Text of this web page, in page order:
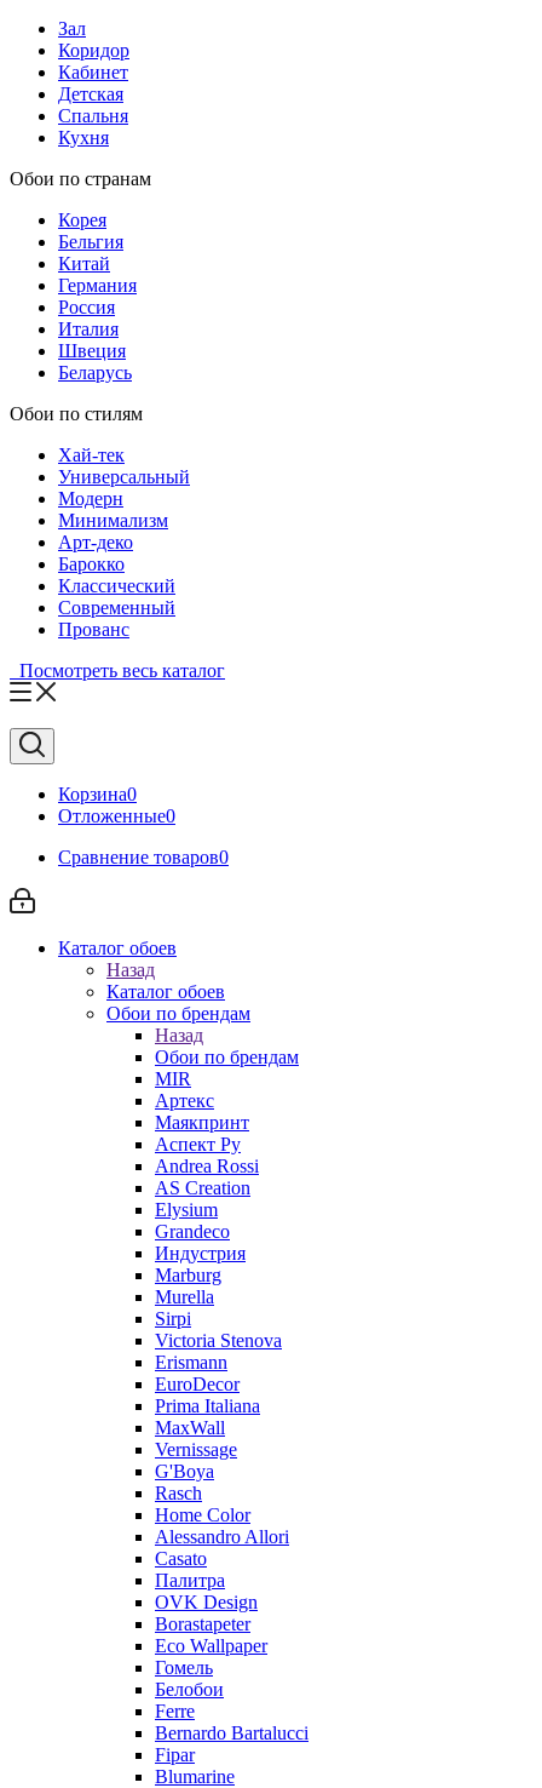
Зал
Коридор
Кабинет
Детская
Спальня
Кухня
Обои по странам
Корея
Бельгия
Китай
Германия
Россия
Италия
Швеция
Беларусь
Обои по стилям
Хай-тек
Универсальный
Модерн
Минимализм
Арт-деко
Барокко
Классический
Современный
Прованс
Посмотреть весь каталог
Корзина0
Отложенные0
Сравнение товаров0
Каталог обоев
Назад
Каталог обоев
Обои по брендам
Назад
Обои по брендам
MIR
Артекс
Маякпринт
Аспект Ру
Andrea Rossi
AS Creation
Elysium
Grandeco
Индустрия
Marburg
Murella
Sirpi
Victoria Stenova
Erismann
EuroDecor
Prima Italiana
MaxWall
Vernissage
G'Boya
Rasch
Home Color
Alessandro Allori
Casato
Палитра
OVK Design
Borastapeter
Eco Wallpaper
Гомель
Белобои
Ferre
Bernardo Bartalucci
Fipar
Blumarine